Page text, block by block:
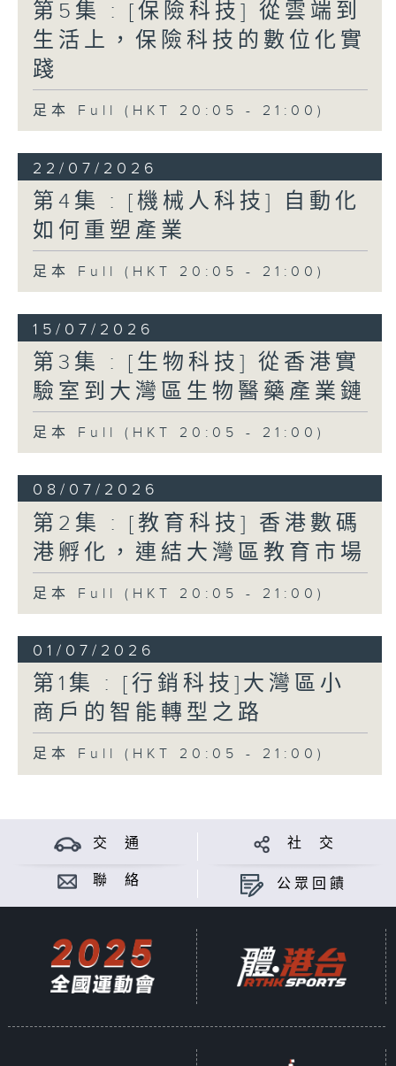
第5集 : [保險科技] 從雲端到
生活上，保險科技的數位化實
踐
足本 Full (HKT 20:05 - 21:00)
22/07/2026
第4集 : [機械人科技] 自動化
如何重塑產業
足本 Full (HKT 20:05 - 21:00)
15/07/2026
第3集 : [生物科技] 從香港實
驗室到大灣區生物醫藥產業鏈
足本 Full (HKT 20:05 - 21:00)
08/07/2026
第2集 : [教育科技] 香港數碼
港孵化，連結大灣區教育市場
足本 Full (HKT 20:05 - 21:00)
01/07/2026
第1集 : [行銷科技]大灣區小
商戶的智能轉型之路
足本 Full (HKT 20:05 - 21:00)
交 通 社 交
聯 絡 公眾回饋